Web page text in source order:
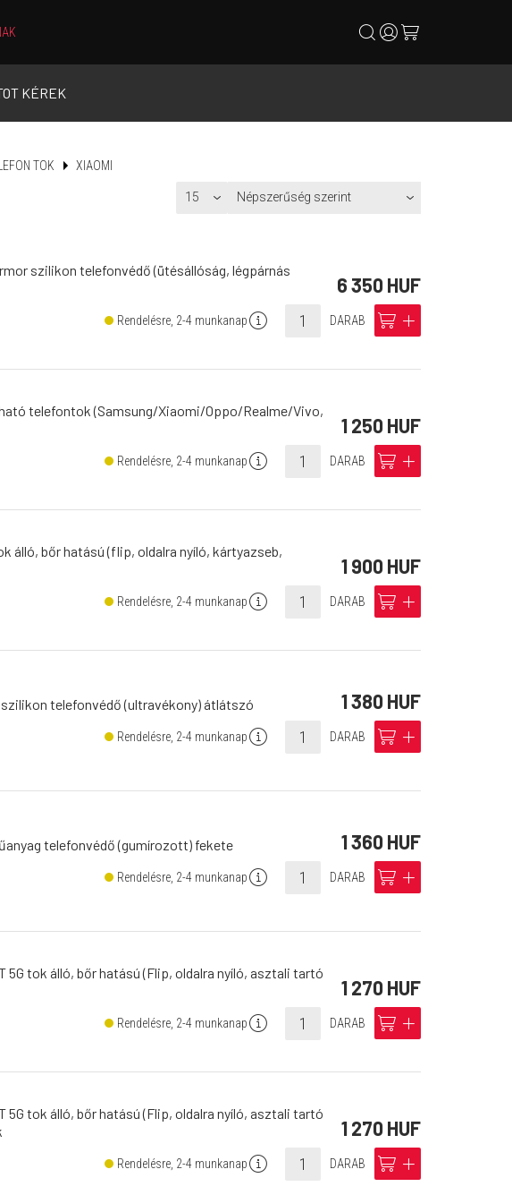
search usercart
KÉREK
TOK XIAOMI
szilikon telefonvédő (ütésállóság, légpárnás
6 350 HUF
Rendelésre, 2-4 munkanapinfo DARAB cart add
telefontok (Samsung/Xiaomi/Oppo/Realme/Vivo,
1 250 HUF
Rendelésre, 2-4 munkanapinfo DARAB cart add
álló, bőr hatású (flip, oldalra nyíló, kártyazseb,
1 900 HUF
Rendelésre, 2-4 munkanapinfo DARAB cart add
szilikon telefonvédő (ultravékony) átlátszó 1 380 HUF
Rendelésre, 2-4 munkanapinfo DARAB cart add
telefonvédő (gumírozott) fekete 1 360 HUF
Rendelésre, 2-4 munkanapinfo DARAB cart add
5G tok álló, bőr hatású (Flip, oldalra nyíló, asztali tartó
1 270 HUF
Rendelésre, 2-4 munkanapinfo DARAB cart add
5G tok álló, bőr hatású (Flip, oldalra nyíló, asztali tartó
1 270 HUF
Rendelésre, 2-4 munkanapinfo DARAB cart add